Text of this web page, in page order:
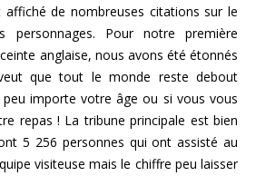
de nombreuses citations sur le
personnages. Pour notre première
anglaise, nous avons été étonnés
que tout le monde reste debout
peu importe votre âge ou si vous vous
repas ! La tribune principale est bien
5 256 personnes qui ont assisté au
visiteuse mais le chiffre peu laisser